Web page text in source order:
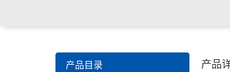
电缆，包装材料，箱包等行业
产品目录 产品